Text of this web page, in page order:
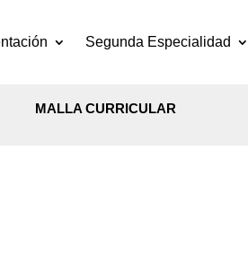
Segunda Especialidad
MALLA CURRICULAR